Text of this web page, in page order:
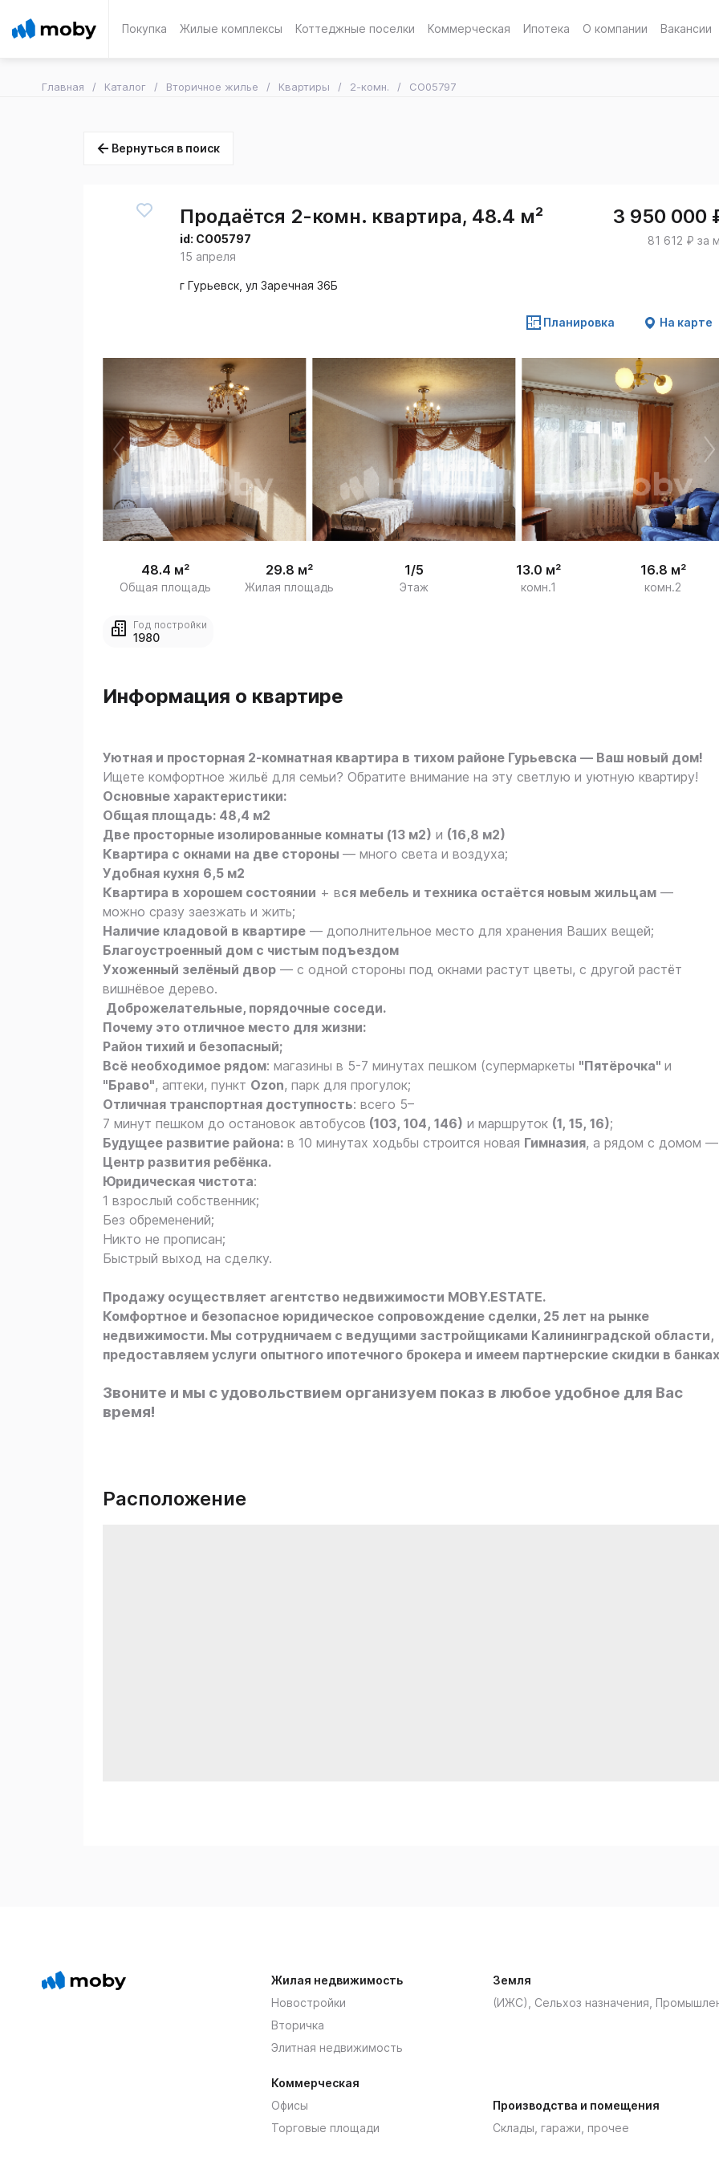
Покупка Жилые комплексы Коттеджные поселки Коммерческая Ипотека О компании Вакансии
Главная Каталог Вторичное жилье Квартиры 2-комн. CO05797
Вернуться в поиск
Продаётся 2-комн. квартира, 48.4 м²
id: CO05797
15 апреля
3 950 000
81 612 ₽ за
г Гурьевск, ул Заречная 36Б
Планировка На карте
1
/
16
48.4 м²
Общая площадь
29.8 м²
Жилая площадь
1/5
Этаж
13.0 м²
комн.1
16.8 м²
комн.2
Год постройки
1980
Информация о квартире
Уютная и просторная 2‑комнатная квартира в тихом районе Гурьевска — Ваш новый дом!
Ищете комфортное жильё для семьи? Обратите внимание на эту светлую и уютную квартиру!
Oснoвные хаpaктеpиcтики:
Общая площадь: 48,4 м2
Две просторные изолированные комнаты (13 м2) и (16,8 м2)
Квартира с окнами на две стороны — много света и воздуха;
Удобная кухня 6,5 м2
Квартира в хорошем состоянии + вся мебель и техника остаётся новым жильцам —
можно сразу заезжать и жить;
Наличие кладовой в квартире — дополнительное место для хранения Ваших вещей;
Благоустроенный дом с чистым подъездом
Ухоженный зелёный двор — с одной стороны под окнами растут цветы, с другой растёт
вишнёвое дерево.
Доброжелательные, порядочные соседи.
Почему это отличное место для жизни:
Район тихий и безопасный;
Всё необходимое рядом: магазины в 5-7 минутах пешком (супермаркеты "Пятёрочка" и
"Браво", аптеки, пункт Ozon, парк для прогулок;
Отличная транспортная доступность: всего 5–
7 минут пешком до остановок автобусов (103, 104, 146) и маршруток (1, 15, 16);
Будущее развитие района: в 10 минутах ходьбы строится новая Гимназия, а рядом с домом —
Центр развития ребёнка.
Юридическая чистота:
1 взрослый собственник;
Без обременений;
Никто не прописан;
Быстрый выход на сделку.
Продажу осуществляет агентство недвижимости MOBY.ESTATE.
Комфортное и безопасное юридическое сопровождение сделки, 25 лет на рынке
недвижимости. Мы сотрудничаем с ведущими застройщиками Калининградской области,
предоставляем услуги опытного ипотечного брокера и имеем партнерские скидки в
Звоните и мы с удовольствием организуем показ в любое удобное для Вас
время!
Расположение
Жилая недвижимость
Новостройки
Вторичка
Элитная недвижимость
Коммерческая
Офисы
Торговые площади
Земля
(ИЖС), Сельхоз назначения,
Производства и помещения
Склады, гаражи, прочее